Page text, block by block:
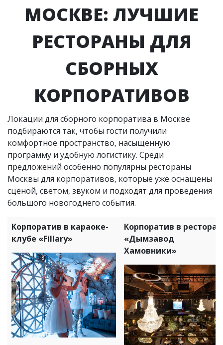
МОСКВЕ: ЛУЧШИЕ
РЕСТОРАНЫ ДЛЯ
СБОРНЫХ
КОРПОРАТИВОВ
Локации для сборного корпоратива в Москве
подбираются так, чтобы гости получили
комфортное пространство, насыщенную
программу и удобную логистику. Среди
предложений особенно популярны рестораны
Москвы для корпоративов, которые уже оснащены
сценой, светом, звуком и подходят для проведения
большого новогоднего события.
Корпоратив в караоке-
клубе «Fillary»
Корпоратив в
«Дымзавод
Хамовники»